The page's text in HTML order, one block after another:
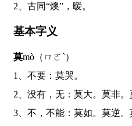
2、古同“燠”，暧。
基本字义
莫mò（ㄇㄛˋ）
1、不要：莫哭。
2、没有，无：莫大。莫非
3、不，不能：莫如。莫